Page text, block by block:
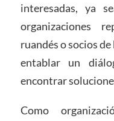
interesadas, ya
organizaciones
ruandés o socios
entablar un
encontrar
Como